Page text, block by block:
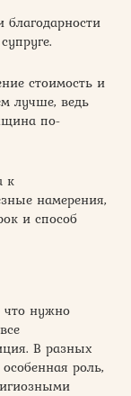
стоимость и
лучше, ведь
по-
к
намерения,
и способ
что нужно
В разных
роль,